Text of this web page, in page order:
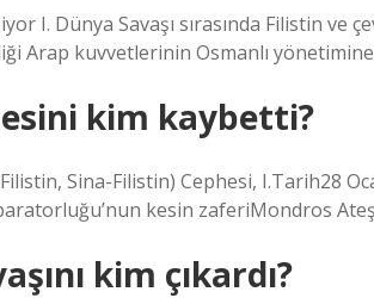
I. Dünya Savaşı sırasında Filistin ve
Arap kuvvetlerinin Osmanlı
kim kaybetti?
Sina-Filistin) Cephesi, I.Tarih28
kesin zaferiMondros
kim çıkardı?